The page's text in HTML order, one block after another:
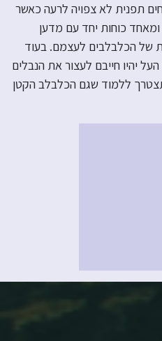
תפנית לא צפויה לרעה כאשר
כוחות יחד עם מדען
של הכלבלבים לעצמם. בעוד
יהיו חייבם לעצור את הנבלים
תצטרך ללמוד שגם הכלבלב הקטן